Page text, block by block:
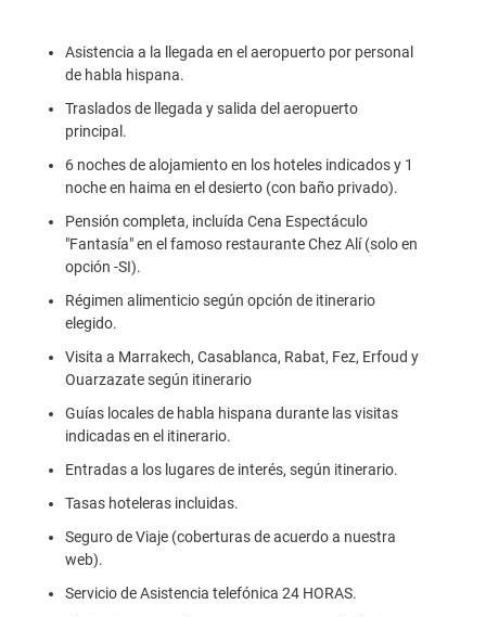
Asistencia a la llegada en el aeropuerto por personal
de habla hispana.
Traslados de llegada y salida del aeropuerto
principal.
6 noches de alojamiento en los hoteles indicados y 1
noche en haima en el desierto (con baño privado).
Pensión completa, incluída Cena Espectáculo
"Fantasía" en el famoso restaurante Chez Alí (solo en
opción -SI).
Régimen alimenticio según opción de itinerario
elegido.
Visita a Marrakech, Casablanca, Rabat, Fez, Erfoud y
Ouarzazate según itinerario
Guías locales de habla hispana durante las visitas
indicadas en el itinerario.
Entradas a los lugares de interés, según itinerario.
Tasas hoteleras incluidas.
Seguro de Viaje (coberturas de acuerdo a nuestra
web).
Servicio de Asistencia telefónica 24 HORAS.